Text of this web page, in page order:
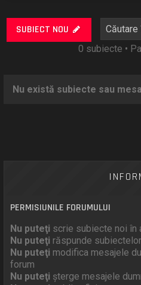
SUBIECT NOU
0 subiecte •
Nu există subiecte sau
PERMISIUNILE FORUMULUI
Nu puteţi scrie subiecte noi în
Nu puteţi răspunde
Nu puteţi modifica mesajele
forum
Nu puteţi şterge mesajele